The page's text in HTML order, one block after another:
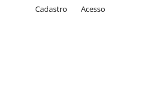
Cadastro Acesso